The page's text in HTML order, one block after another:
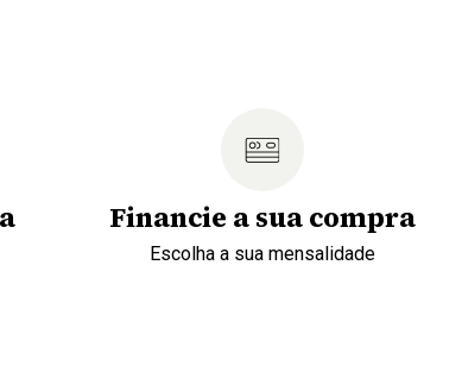
Financie a sua compra
Escolha a sua mensalidade